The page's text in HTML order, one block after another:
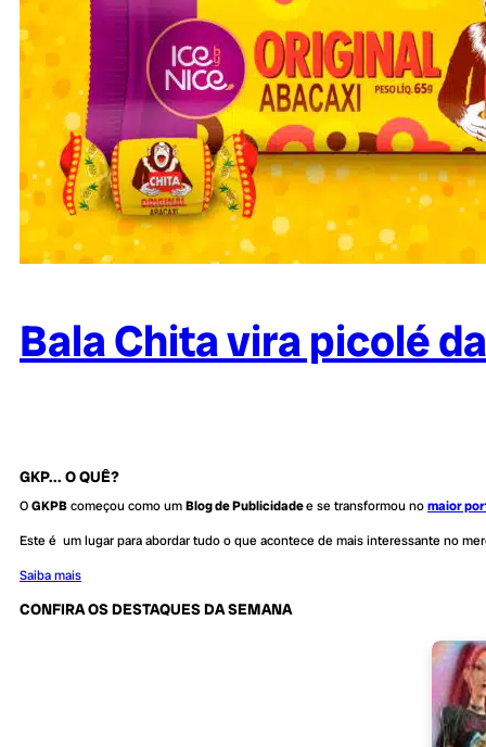
Bala Chita vira picolé
GKP... O QUÊ?
OGKPBcomeçou como umBlog de Publicidadee se transformou nomaior
Este é um lugar para abordar tudo o que acontece de mais interessante no
Saiba mais
CONFIRA OS DESTAQUES DA SEMANA